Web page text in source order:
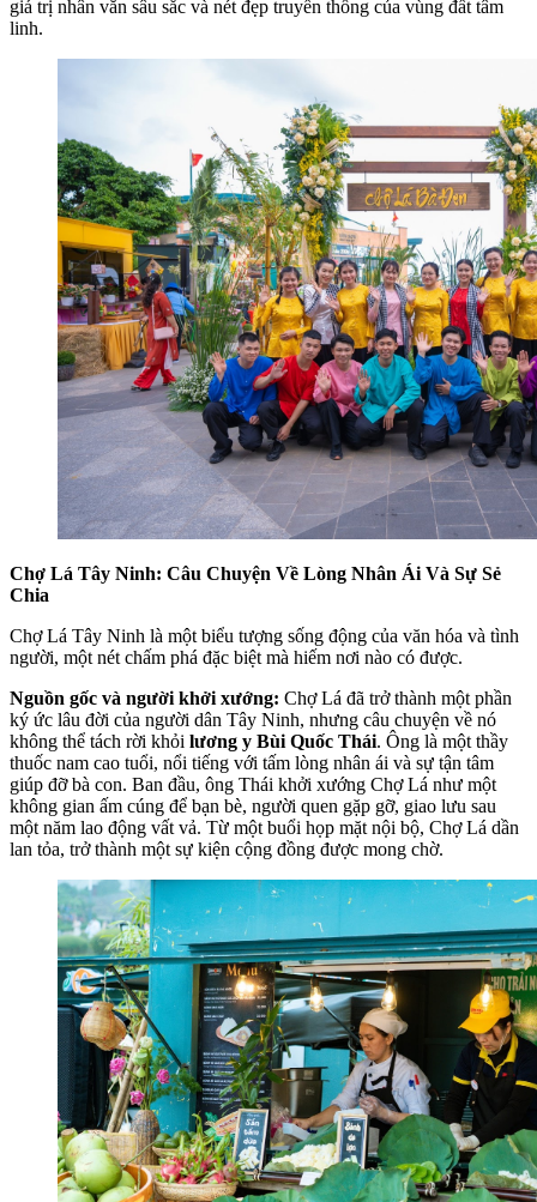
giá trị nhân văn sâu sắc và nét đẹp truyền thống của vùng đất tâm
linh.
Chợ Lá Tây Ninh: Câu Chuyện Về Lòng Nhân Ái Và Sự Sẻ
Chia
Chợ Lá Tây Ninh là một biểu tượng sống động của văn hóa và tình
người, một nét chấm phá đặc biệt mà hiếm nơi nào có được.
Nguồn gốc và người khởi xướng: Chợ Lá đã trở thành một phần
ký ức lâu đời của người dân Tây Ninh, nhưng câu chuyện về nó
không thể tách rời khỏi lương y Bùi Quốc Thái. Ông là một thầy
thuốc nam cao tuổi, nổi tiếng với tấm lòng nhân ái và sự tận tâm
giúp đỡ bà con. Ban đầu, ông Thái khởi xướng Chợ Lá như một
không gian ấm cúng để bạn bè, người quen gặp gỡ, giao lưu sau
một năm lao động vất vả. Từ một buổi họp mặt nội bộ, Chợ Lá dần
lan tỏa, trở thành một sự kiện cộng đồng được mong chờ.